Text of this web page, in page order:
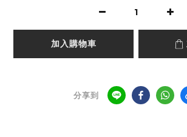
加入購物車
分享到